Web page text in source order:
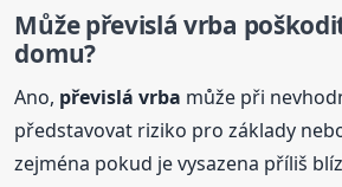
Může převislávrba
domu?
Ano, převislávrba může při
představovat riziko pro základy
zejména pokud je vysazena příliš